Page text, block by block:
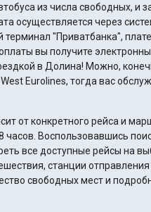
из числа свободных, и
осуществляется через
"Приватбанка",
в Долина! Можно,
Eurolines, тогда вас
от конкретного рейса и
поиском по
все доступные рейсы на
станции
свободных мест и